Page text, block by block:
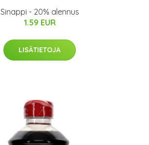
Sinappi - 20% alennus
1.59 EUR
LISÄTIETOJA